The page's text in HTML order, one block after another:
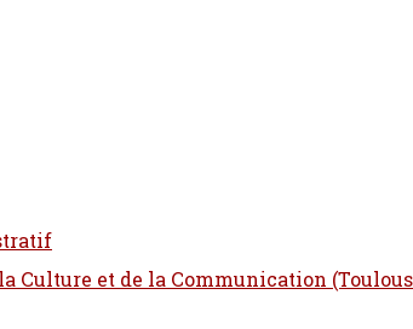
Culture et de la Communication